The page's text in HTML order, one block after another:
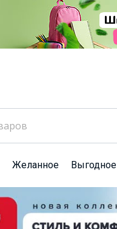
Желанное Выгодное